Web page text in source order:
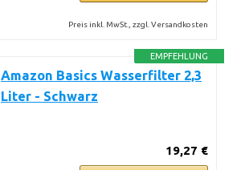
Preis inkl. MwSt., zzgl. Versandkosten
EMPFEHLUNG
Amazon Basics Wasserfilter 2,3
Liter - Schwarz
19,27 €